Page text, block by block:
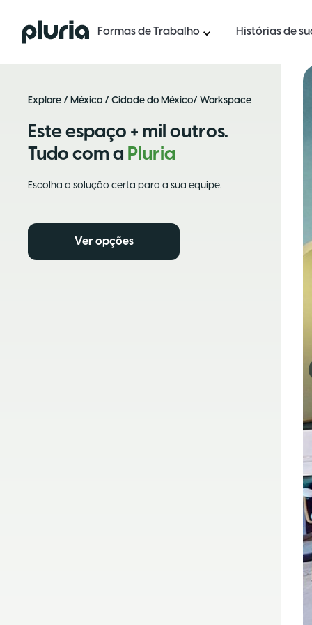
Logo Pluria Formas de Trabalho Histórias de
Explore / México / Cidade do México/ Workspace
Este espaço + mil outros.
Tudo com a Pluria
Escolha a solução certa para a sua equipe.
Ver opções